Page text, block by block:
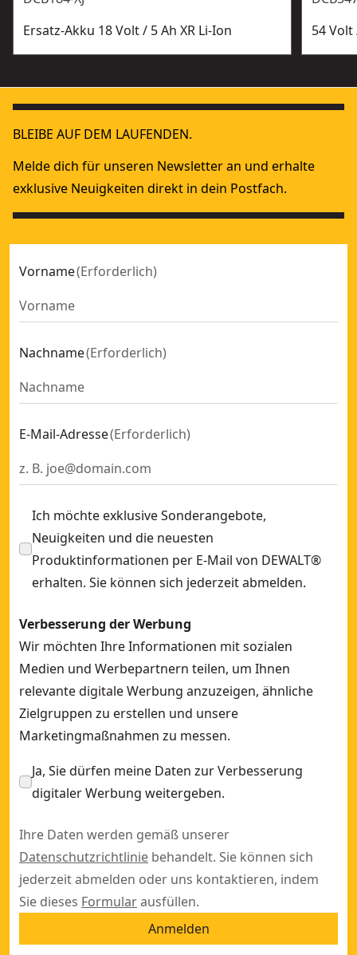
Ersatz-Akku 18 Volt / 5 Ah XR Li-Ion
54 Volt
BLEIBE AUF DEM LAUFENDEN.
Melde dich für unseren Newsletter an und erhalte
exklusive Neuigkeiten direkt in dein Postfach.
Vorname(Erforderlich)
Nachname(Erforderlich)
E-Mail-Adresse(Erforderlich)
Ich möchte exklusive Sonderangebote,
Neuigkeiten und die neuesten
Produktinformationen per E-Mail von DEWALT®
erhalten. Sie können sich jederzeit abmelden.
Verbesserung der Werbung
Wir möchten Ihre Informationen mit sozialen
Medien und Werbepartnern teilen, um Ihnen
relevante digitale Werbung anzuzeigen, ähnliche
Zielgruppen zu erstellen und unsere
Marketingmaßnahmen zu messen.
Ja, Sie dürfen meine Daten zur Verbesserung
digitaler Werbung weitergeben.
Ihre Daten werden gemäß unserer
Datenschutzrichtlinie behandelt. Sie können sich
jederzeit abmelden oder uns kontaktieren, indem
Sie dieses Formularausfüllen.
Anmelden